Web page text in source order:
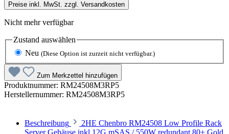
Preise inkl. MwSt. zzgl. Versandkosten
Nicht mehr verfügbar
Zustand auswählen
Neu (Diese Option ist zurzeit nicht verfügbar.)
Zum Merkzettel hinzufügen
Produktnummer: RM24508M3RP5
Herstellernummer: RM24508M3RP5
Beschreibung
2HE Chenbro RM24508 Low Profile Rack
Server Gehäuse inkl 12G mSAS / 550W redundant 80+ Gold